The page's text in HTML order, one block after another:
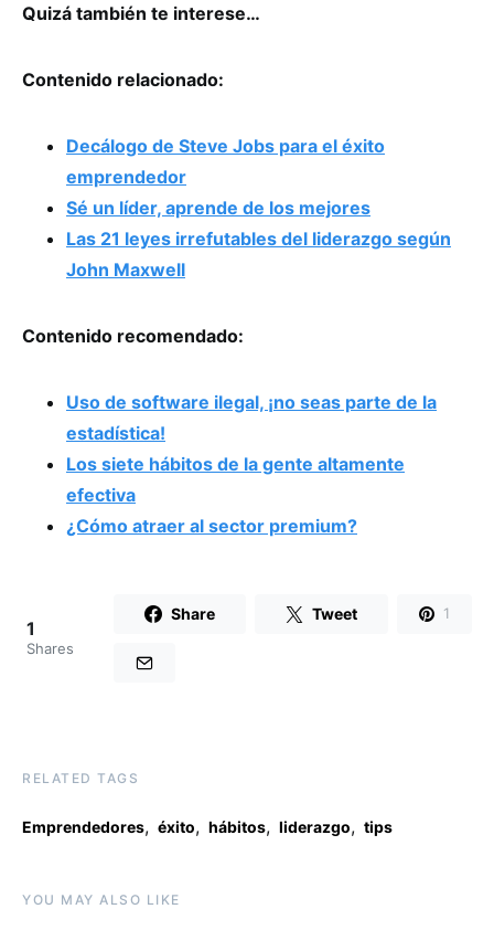
Quizá también te interese…
Contenido relacionado:
Decálogo de Steve Jobs para el éxito
emprendedor
Sé un líder, aprende de los mejores
Las 21 leyes irrefutables del liderazgo según
John Maxwell
Contenido recomendado:
Uso de software ilegal, ¡no seas parte de la
estadística!
Los siete hábitos de la gente altamente
efectiva
¿Cómo atraer al sector premium?
1
Shares
Share Tweet 1
RELATED TAGS
Emprendedores, éxito, hábitos, liderazgo, tips
YOU MAY ALSO LIKE